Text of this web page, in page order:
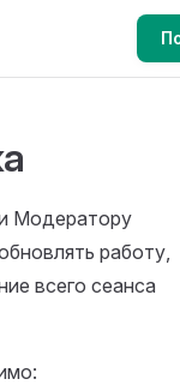
Main
Модератору
работу,
всего сеанса